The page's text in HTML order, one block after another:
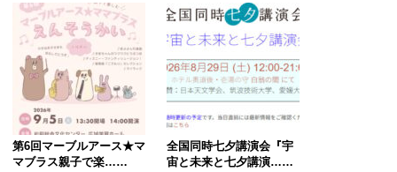
第6回マーブルアース★マ
マブラス親子で楽……
全国同時七夕講演会『宇
宙と未来と七夕講演……